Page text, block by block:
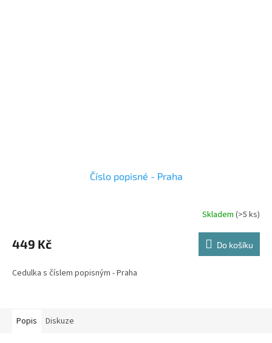
Číslo popisné - Praha
Skladem (>5 ks)
449 Kč Do košíku
Cedulka s číslem popisným - Praha
Popis Diskuze